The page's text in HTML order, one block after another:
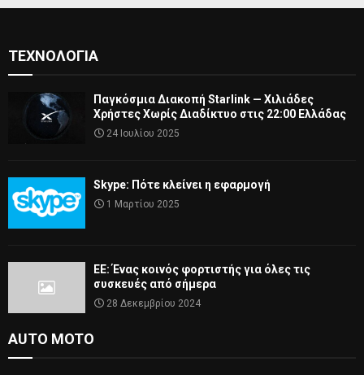
ΤΕΧΝΟΛΟΓΊΑ
Παγκόσμια Διακοπή Starlink — Χιλιάδες
Χρήστες Χωρίς Διαδίκτυο στις 22:00 Ελλάδας
24 Ιουλίου 2025
Skype: Πότε κλείνει η εφαρμογή
1 Μαρτίου 2025
ΕΕ: Ένας κοινός φορτιστής για όλες τις
συσκευές από σήμερα
28 Δεκεμβρίου 2024
AUTO MOTO